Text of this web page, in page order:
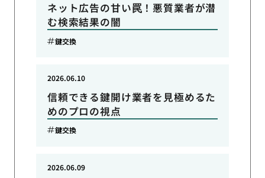
ネット広告の甘い罠！悪質業者が潜
む検索結果の闇
鍵交換
信頼できる鍵開け業者を見極めるた
めのプロの視点
2026.06.10
鍵交換
2026.06.09